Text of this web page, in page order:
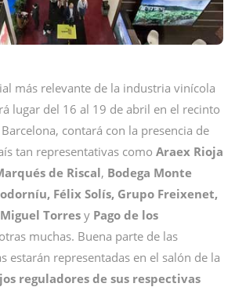
más relevante de la industria vinícola
lugar del 16 al 19 de abril en el recinto
contará con la presencia de
tan representativas como Araex Rioja
de Riscal, Bodega Monte
Félix Solís, Grupo Freixenet,
Torres y Pago de los
muchas. Buena parte de las
estarán representadas en el salón de la
reguladores de sus respectivas